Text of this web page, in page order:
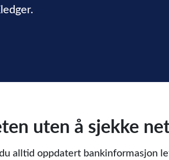
uten å sjekke
alltid oppdatert bankinformasjon